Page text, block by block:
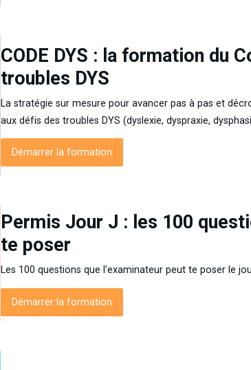
CODE DYS : la formation du
troubles DYS
La stratégie sur mesure pour avancer pas à pas et
aux défis des troubles DYS (dyslexie, dyspraxie,
Démarrer la formation
Permis Jour J : les 100
te poser
Les 100 questions que l'examinateur peut te poser le
Démarrer la formation